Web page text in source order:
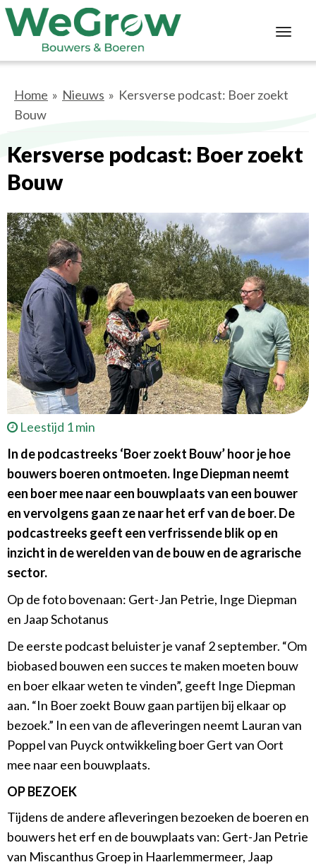
Home » Nieuws » Kersverse podcast: Boer zoekt
Bouw
Kersverse podcast: Boer zoekt
Bouw
Leestijd 1 min
In de podcastreeks ‘Boer zoekt Bouw’ hoor je hoe
bouwers boeren ontmoeten. Inge Diepman neemt
een boer mee naar een bouwplaats van een bouwer
en vervolgens gaan ze naar het erf van de boer. De
podcastreeks geeft een verfrissende blik op en
inzicht in de werelden van de bouw en de agrarische
sector.
Op de foto bovenaan: Gert-Jan Petrie, Inge Diepman
en Jaap Schotanus
De eerste podcast beluister je vanaf 2 september. “Om
biobased bouwen een succes te maken moeten bouw
en boer elkaar weten te vinden”, geeft Inge Diepman
aan. “In Boer zoekt Bouw gaan partijen bij elkaar op
bezoek.” In een van de afleveringen neemt Lauran van
Poppel van Puyck ontwikkeling boer Gert van Oort
mee naar een bouwplaats.
OP BEZOEK
Tijdens de andere afleveringen bezoeken de boeren en
bouwers het erf en de bouwplaats van: Gert-Jan Petrie
van Miscanthus Groep in Haarlemmermeer, Jaap